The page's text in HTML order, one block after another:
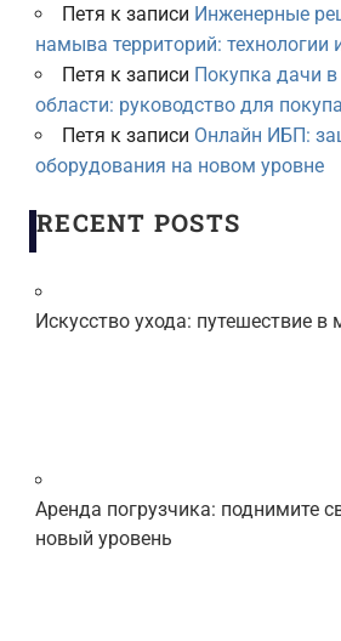
Петя к записи Инженерные
намыва территорий: технологии
Петя к записи Покупка дачи
области: руководство для
Петя к записи Онлайн ИБП:
оборудования на новом уровне
RECENT POSTS
Искусство ухода: путешествие в
Аренда погрузчика: поднимите
новый уровень